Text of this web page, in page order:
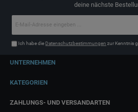
deine nächste
Ich habe die Datenschutzbestimmungen zur Kenntnis
UNTERNEHMEN
KATEGORIEN
ZAHLUNGS- UND VERSANDARTEN